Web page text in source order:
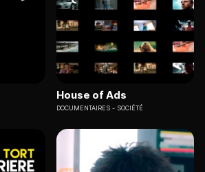
House of Ads
DOCUMENTAIRES SOCIÉTÉ